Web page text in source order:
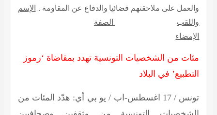
والعمل على ملاحقتهم قضائيا والدفاع عن المقاومة .. الإسم
واللقب
الصفة
الإمضاء
مئات من الشخصيات التونسية تهدد بمقاضاة ‘رموز
التطبيع’ في البلاد
تونس / 17 اغسطس-اب / يو بي أي: هدّد المئات من